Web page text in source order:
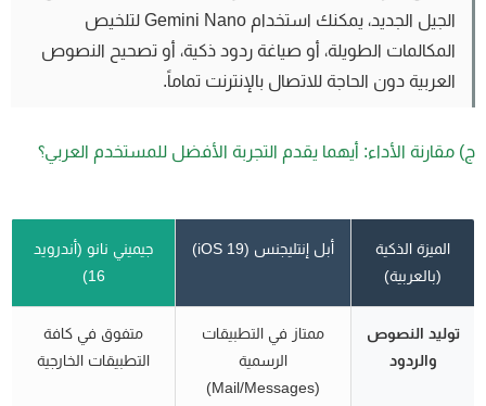
الجيل الجديد، يمكنك استخدام Gemini Nano لتلخيص
المكالمات الطويلة، أو صياغة ردود ذكية، أو تصحيح النصوص
العربية دون الحاجة للاتصال بالإنترنت تماماً.
مقارنة الأداء: أيهما يقدم التجربة الأفضل للمستخدم العربي؟
الميزة الذكية
(بالعربية)
أبل إنتليجنس (iOS 19)
جيميني نانو (أندرويد
توليد النصوص
والردود
ممتاز في التطبيقات
الرسمية
متفوق في كافة
التطبيقات الخارجية